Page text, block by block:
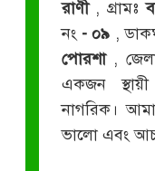
রাণী , গ্রামঃ
নং - ০৯ ,
পোরশা ,
একজন স্থায়ী
নাগরিক।
ভালো এবং